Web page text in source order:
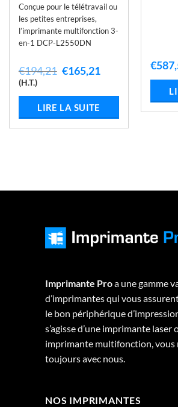
Conçue pour le télétravail ou
les petites entreprises,
l’imprimante multifonction 3-
en-1 DCP-L2550DN
€194,21 Le
était :
€194,21.
€165,21
€165,21.
(H.T.)
LIRE LA SUITE
€
Imprimante Proa une gamme
d’imprimantes qui vous
le bon périphérique
s’agisse d’une imprimante laser
imprimante multifonction, vous
toujours avec nous.
NOS IMPRIMANTES